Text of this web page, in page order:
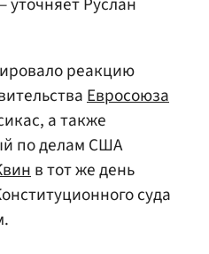
реакцию
Евросоюза
а также
по делам США
в тот же день
суда